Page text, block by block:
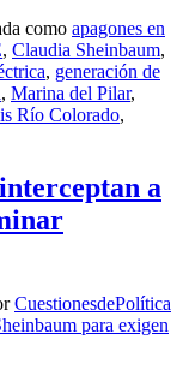
como apagones en
, Claudia Sheinbaum,
, generación de
, Marina del Pilar,
Río Colorado,
a
CuestionesdePolítica